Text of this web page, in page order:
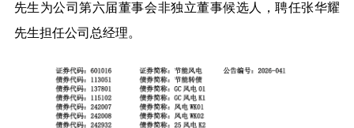
先生为公司第六届董事会非独立董事候选人，聘任张华耀
先生担任公司总经理。